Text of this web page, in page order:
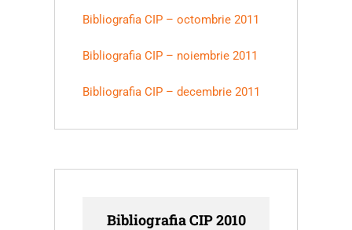
Bibliografia CIP – octombrie 2011
Bibliografia CIP – noiembrie 2011
Bibliografia CIP – decembrie 2011
Bibliografia CIP 2010